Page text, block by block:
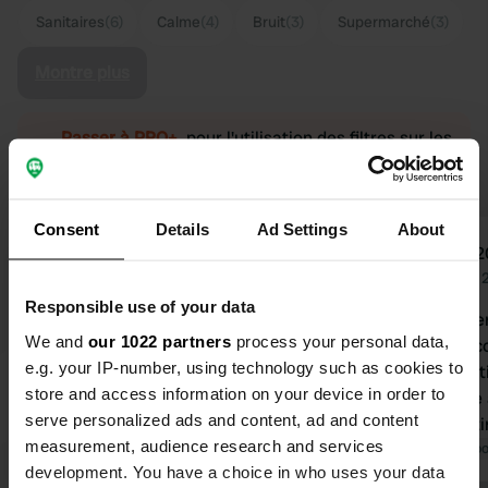
Consent Details Ad Settings About
Responsible use of your data
We and our 1022 partners process your personal data,
e.g. your IP-number, using technology such as cookies to
store and access information on your device in order to
serve personalized ads and content, ad and content
measurement, audience research and services
development. You have a choice in who uses your data
Sanitaires Calme Bruit Supermarché
Passer à PRO+ pour l'utilisation des filtres sur les
N Nosca
Félicitations aux propriétaires ! Le
camping offre gratuitement toutes
les commodités nécessaires. En
revanche, l'arrivée des camions est
assez bruyante. Nous avons eu la
malchance de trouver un gros camion
frigorifique garé là, qui vrombissait
Traduit par GoogleAfficher l'original
mars
toutes les
propres,
frais le
Personnel
Traduit par